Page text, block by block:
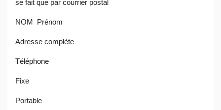
se fait que par courrier postal
NOM Prénom
Adresse complète
Téléphone
Fixe
Portable